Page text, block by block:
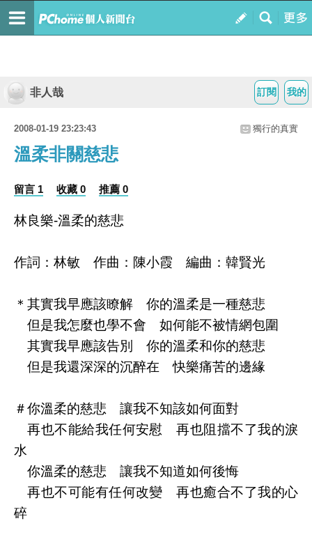
我的
訂閱
非人哉
2008-01-19 23:23:43 獨行的真實
溫柔非關慈悲
留言 1 收藏 0 推薦 0
林良樂-溫柔的慈悲
作詞：林敏 作曲：陳小霞 編曲：韓賢光
＊其實我早應該瞭解 你的溫柔是一種慈悲
但是我怎麼也學不會 如何能不被情網包圍
其實我早應該告別 你的溫柔和你的慈悲
但是我還深深的沉醉在 快樂痛苦的邊緣
＃你溫柔的慈悲 讓我不知該如何面對
再也不能給我任何安慰 再也阻擋不了我的淚
水
你溫柔的慈悲 讓我不知道如何後悔
再也不可能有任何改變 再也癒合不了我的心
碎